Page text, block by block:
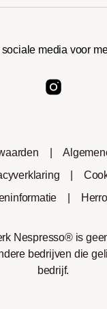
media voor
Nespresso® is
bedrijven die
bedrijf.